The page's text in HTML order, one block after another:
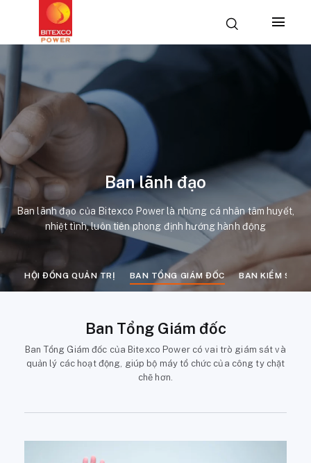
Ban lãnh đạo
Ban lãnh đạo của Bitexco Power là những cá nhân tâm huyết,
nhiệt tình, luôn tiên phong định hướng hành động
HỘI ĐỒNG QUẢN TRỊ BAN TỔNG GIÁM ĐỐC BAN KIỂM SOÁT
Ban Tổng Giám đốc
Ban Tổng Giám đốc của Bitexco Power có vai trò giám sát và
quản lý các hoạt động, giúp bộ máy tổ chức của công ty chặt
chẽ hơn.